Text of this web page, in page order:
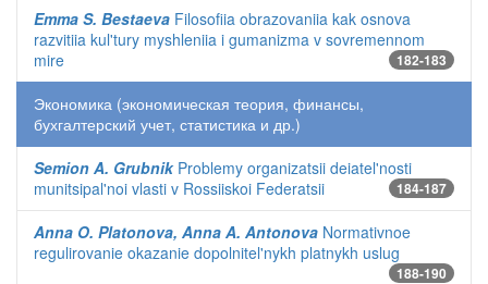
Emma S. Bestaeva Filosofiia obrazovaniia kak osnova
razvitiia kul'tury myshleniia i gumanizma v sovremennom
mire
182-183
Экономика (экономическая теория, финансы,
бухгалтерский учет, статистика и др.)
Semion A. GrubnikProblemy organizatsii deiatel'nosti
munitsipal'noi vlasti v Rossiiskoi Federatsii
184-187
Anna O. Platonova, Anna A. Antonova Normativnoe
regulirovanie okazanie dopolnitel'nykh platnykh uslug
188-190